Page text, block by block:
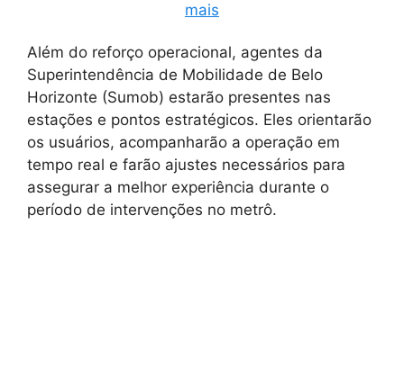
mais
Além do reforço operacional, agentes da
Superintendência de Mobilidade de Belo
Horizonte (Sumob) estarão presentes nas
estações e pontos estratégicos. Eles orientarão
os usuários, acompanharão a operação em
tempo real e farão ajustes necessários para
assegurar a melhor experiência durante o
período de intervenções no metrô.